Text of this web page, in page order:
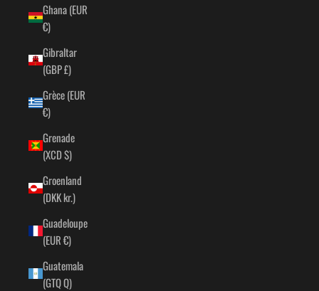
Ghana (EUR
€)
Gibraltar
(GBP £)
Grèce (EUR
€)
Grenade
(XCD $)
Groenland
(DKK kr.)
Guadeloupe
(EUR €)
Guatemala
(GTQ Q)